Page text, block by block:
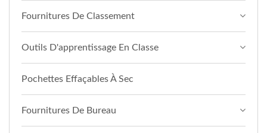
Fournitures De Classement
Outils D'apprentissage En Classe
Pochettes Effaçables À Sec
Fournitures De Bureau